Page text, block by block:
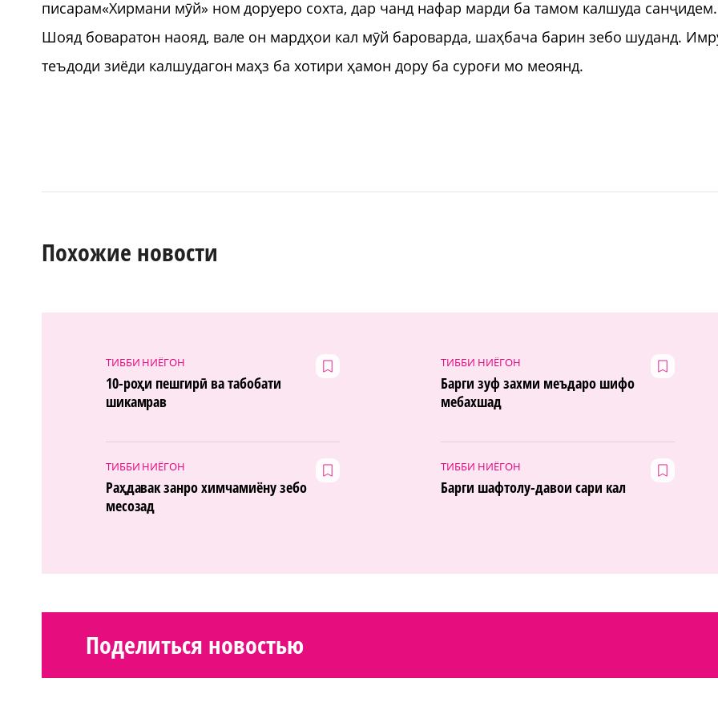
писарам«Хирмани мӯй» ном доруеро сохта, дар чанд нафар марди ба тамом калшуда санҷидем.
Шояд боваратон наояд, вале он мардҳои кал мӯй бароварда, шаҳбача барин зебо шуданд.
теъдоди зиёди калшудагон маҳз ба хотири ҳамон дору ба суроғи мо меоянд.
Похожие новости
ТИББИ НИЁГОН
10-роҳи пешгирӣ ва табобати
шикамрав
ТИББИ НИЁГОН
Барги зуф захми меъдаро шифо
мебахшад
ТИББИ НИЁГОН
Раҳдавак занро химчамиёну зебо
месозад
ТИББИ НИЁГОН
Барги шафтолу-давои сари кал
Поделиться новостью